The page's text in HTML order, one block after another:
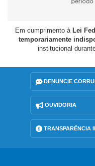
Em cumprimento à Lei
temporariamente
institucional
DENUNCIE
OUVIDORIA
TRANSPARÊNCIA